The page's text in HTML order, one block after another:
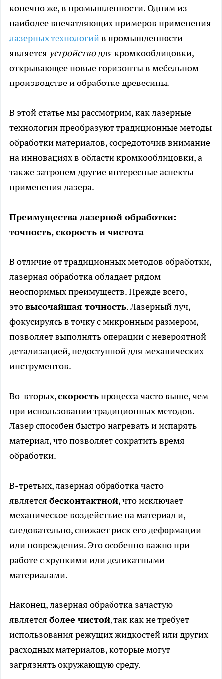
конечно же, в промышленности. Одним из
наиболее впечатляющих примеров применения
лазерных технологийв промышленности
является устройстводля кромкооблицовки,
открывающее новые горизонты в мебельном
производстве и обработке древесины.
В этой статье мы рассмотрим, как лазерные
технологии преобразуют традиционные методы
обработки материалов, сосредоточив внимание
на инновациях в области кромкооблицовки, а
также затронем другие интересные аспекты
применения лазера.
Преимущества лазерной обработки:
точность, скорость и чистота
В отличие от традиционных методов обработки,
лазерная обработка обладает рядом
неоспоримых преимуществ. Прежде всего,
этовысочайшая точность. Лазерный луч,
фокусируясь в точку с микронным размером,
позволяет выполнять операции с невероятной
детализацией, недоступной для механических
инструментов.
Во-вторых,скоростьпроцесса часто выше, чем
при использовании традиционных методов.
Лазер способен быстро нагревать и испарять
материал, что позволяет сократить время
обработки.
В-третьих, лазерная обработка часто
является бесконтактной, что исключает
механическое воздействие на материал и,
следовательно, снижает риск его деформации
или повреждения. Это особенно важно при
работе с хрупкими или деликатными
материалами.
Наконец, лазерная обработка зачастую
является более чистой, так как не требует
использования режущих жидкостей или других
расходных материалов, которые могут
загрязнять окружающую среду.